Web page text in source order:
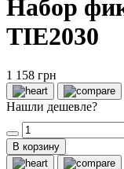
Набор
TIE2030
1 158 грн
Нашли дешевле?
В корзину